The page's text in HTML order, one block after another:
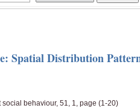
Spatial Distribution
behaviour, 51, 1, page (1-20)